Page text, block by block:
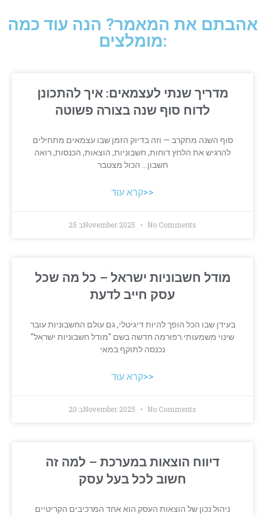
אהבתם את המאמר? הנה עוד כמה
מומלצים:
מדריך שנתי לעצמאים: איך להתכונן
לדוח סוף שנה בצורה פשוטה
סוף השנה מתקרב — וזה בדיוק הזמן שבו עצמאים מתחילים
להרגיש את הלחץ.דוחות, חשבוניות, הוצאות, הכנסות, רואה
חשבון… הכול מצטבר
קרא עוד>>
25 בNovember 2025 No Comments
מודל חשבוניות ישראל – כל מה שכל
עסק חייב לדעת
בעידן שבו הכל הופך להיות דיגיטלי, גם עולם החשבוניות עובר
שינוי משמעותי.רפורמה חדשה בשם “מודל חשבוניות ישראל”
נכנסה לתוקף במאי
קרא עוד>>
20 בNovember 2025 No Comments
דיווח הוצאות במערכת – למה זה
חשוב לכל בעל עסק
ניהול נכון של הוצאות העסק הוא אחד המרכיבים הקריטיים